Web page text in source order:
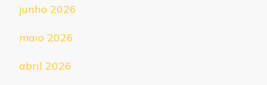
junho 2026
maio 2026
abril 2026